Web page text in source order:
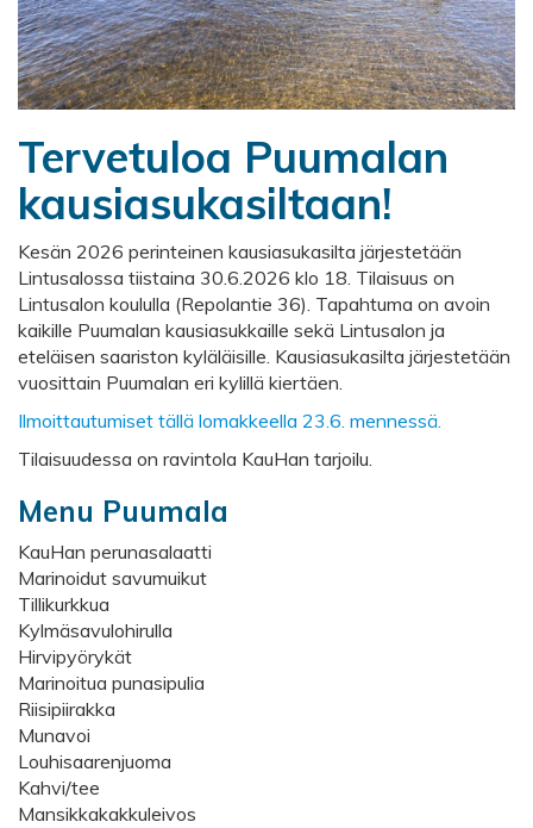
Tervetuloa Puumalan
kausiasukasiltaan!
Kesän 2026 perinteinen kausiasukasilta järjestetään
Lintusalossa tiistaina 30.6.2026 klo 18. Tilaisuus on
Lintusalon koululla (Repolantie 36). Tapahtuma on avoin
kaikille Puumalan kausiasukkaille sekä Lintusalon ja
eteläisen saariston kyläläisille. Kausiasukasilta järjestetään
vuosittain Puumalan eri kylillä kiertäen.
Ilmoittautumiset tällä lomakkeella 23.6. mennessä.
Tilaisuudessa on ravintola KauHan tarjoilu.
Menu Puumala
KauHan perunasalaatti
Marinoidut savumuikut
Tillikurkkua
Kylmäsavulohirulla
Hirvipyörykät
Marinoitua punasipulia
Riisipiirakka
Munavoi
Louhisaarenjuoma
Kahvi/tee
Mansikkakakkuleivos